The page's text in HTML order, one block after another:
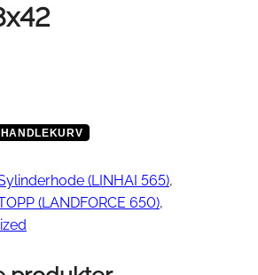
(LINHAI 565)
(LANDFORCE 650)